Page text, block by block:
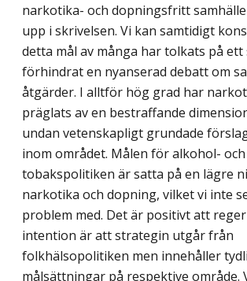
narkotika- och dopningsfritt
upp i skrivelsen. Vi kan samtidigt
detta mål av många har tolkats på ett
förhindrat en nyanserad debatt om
åtgärder. I alltför hög grad har
präglats av en bestraffande
undan vetenskapligt grundade
inom området. Målen för alkohol- och
tobakspolitiken är satta på en lägre
narkotika och dopning, vilket vi inte
problem med. Det är positivt att
intention är att strategin utgår från
folkhälsopolitiken men innehåller
målsättningar på respektive område.